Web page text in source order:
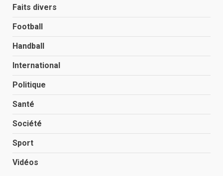
Faits divers
Football
Handball
International
Politique
Santé
Société
Sport
Vidéos